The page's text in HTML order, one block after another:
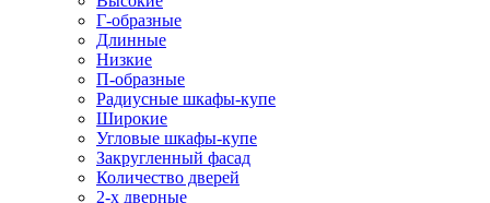
Г-образные
Длинные
Низкие
П-образные
Радиусные шкафы-купе
Широкие
Угловые шкафы-купе
Закругленный фасад
Количество дверей
2-х дверные